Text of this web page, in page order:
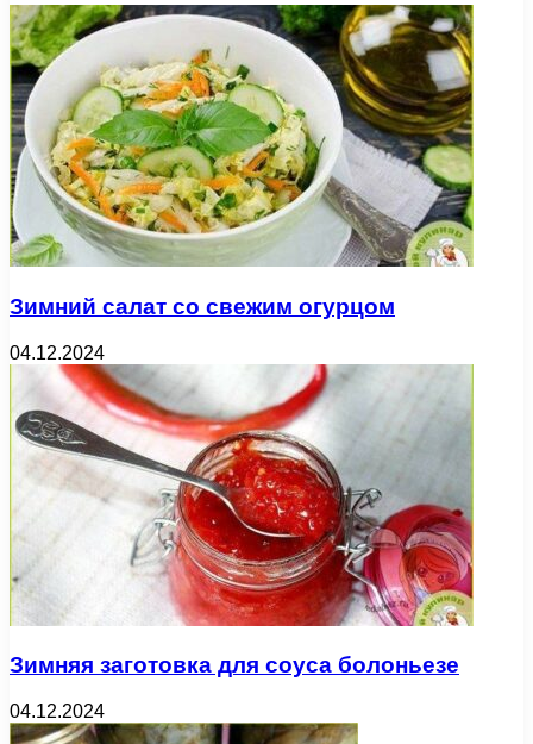
Зимний салат со свежим огурцом
04.12.2024
Зимняя заготовка для соуса болоньезе
04.12.2024